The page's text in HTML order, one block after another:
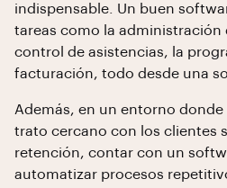
indispensable. Un buen
tareas como la administración
control de asistencias, la
facturación, todo desde una
Además, en un entorno donde
trato cercano con los clientes
retención, contar con un
automatizar procesos